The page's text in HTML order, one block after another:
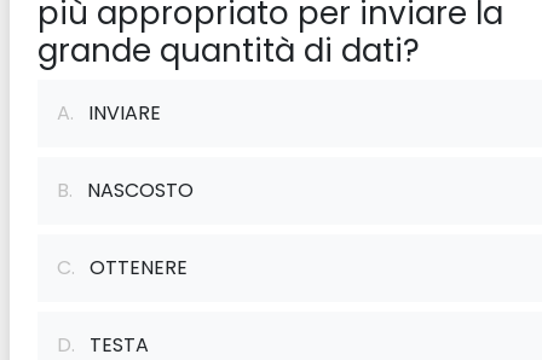
più appropriato per inviare la
grande quantità di dati?
A. INVIARE
B. NASCOSTO
C. OTTENERE
D. TESTA